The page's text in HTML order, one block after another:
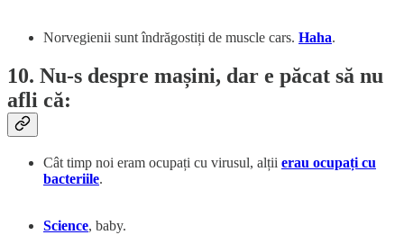
Norvegienii sunt îndrăgostiți de muscle cars. Haha.
10. Nu-s despre mașini, dar e păcat să nu
afli că:
Cât timp noi eram ocupați cu virusul, alții erau ocupați cu
bacteriile.
Science, baby.